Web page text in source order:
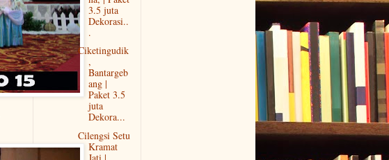
3.5 juta
Dekorasi..
.
Ciketingudik
,
Bantargeb
ang |
Paket 3.5
juta
Dekora...
Cilengsi Setu
Kramat
Jati |